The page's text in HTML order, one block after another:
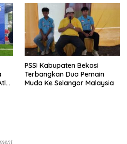
PSSI Kabupaten Bekasi
Terbangkan Dua Pemain
Muda Ke Selangor Malaysia